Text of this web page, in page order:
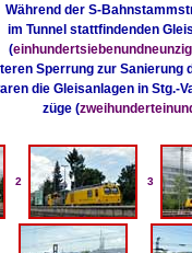
Während der S-
im Tunnel stattfindenden
(
teren Sperrung zur Sanierung
die Gleisanlagen in Stg.-
züge (
2 3